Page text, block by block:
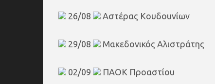
26/08 Αστέρας Κουδουνίων
29/08 Μακεδονικός Αλιστράτης
02/09 ΠΑΟΚ Προαστίου